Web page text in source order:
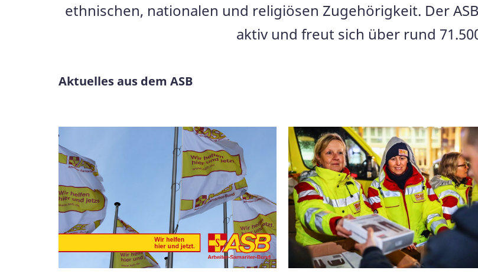
ethnischen, nationalen und religiösen Zugehörigkeit. Der
aktiv und freut sich über rund
Aktuelles aus dem ASB